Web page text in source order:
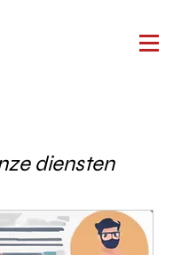
diensten